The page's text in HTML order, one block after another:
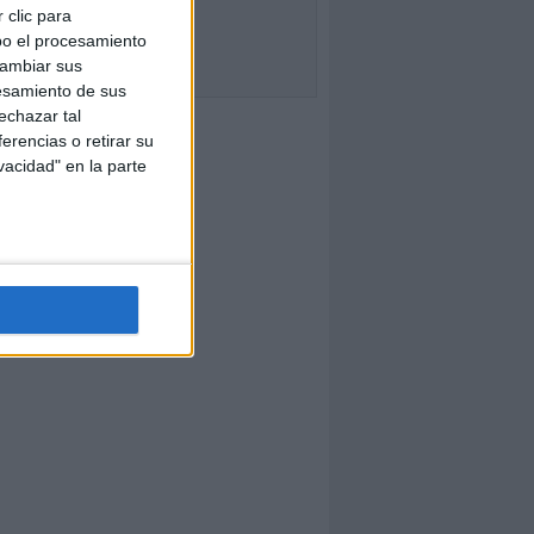
clic para
el procesamiento
sus
de sus
tal
o retirar su
en la parte